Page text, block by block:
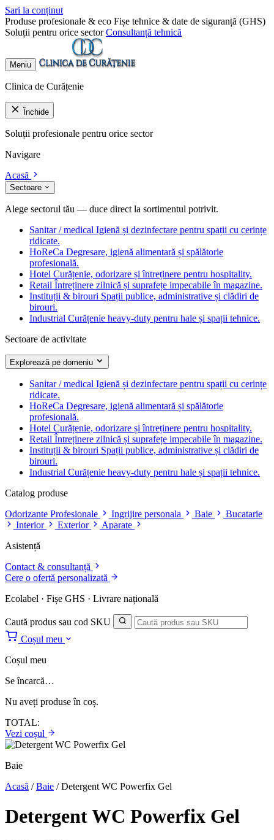
Sari la conținut
Produse profesionale & eco Fișe tehnice & date de siguranță (GHS)
Soluții pentru orice sector Consultanță tehnică
Meniu
Clinica de Curățenie
Închide
Soluții profesionale pentru orice sector
Navigare
Acasă
Sectoare
Alege sectorul tău — duce direct la sortimentul potrivit.
Sanitar / medical Igienă și dezinfectare pentru spații cu cerințe
ridicate.
HoReCa Degresare, igienă alimentară și spălătorie
profesională.
Hotel Curățenie, odorizare și întreținere pentru hospitality.
Retail Întreținere zilnică și suprafețe impecabile în magazine.
Instituții & birouri Spații publice, administrative și clădiri de
birouri.
Industrial Curățenie heavy-duty pentru hale și spații tehnice.
Sectoare de activitate
Explorează pe domeniu
Sanitar / medical Igienă și dezinfectare pentru spații cu cerințe
ridicate.
HoReCa Degresare, igienă alimentară și spălătorie
profesională.
Hotel Curățenie, odorizare și întreținere pentru hospitality.
Retail Întreținere zilnică și suprafețe impecabile în magazine.
Instituții & birouri Spații publice, administrative și clădiri de
birouri.
Industrial Curățenie heavy-duty pentru hale și spații tehnice.
Catalog produse
Odorizante Profesionale
Ingrijire personala Baie
Bucatarie
Interior
Exterior
Aparate
Asistență
Contact & consultanță
Cere o ofertă personalizată
Ecolabel · Fișe GHS · Livrare națională
Caută produs sau cod SKU
Coșul meu
Coșul meu
Se încarcă…
Nu aveți produse în coș.
TOTAL:
Vezi coșul
Baie
Acasă /Baie /Detergent WC Powerfix Gel
Detergent WC Powerfix Gel